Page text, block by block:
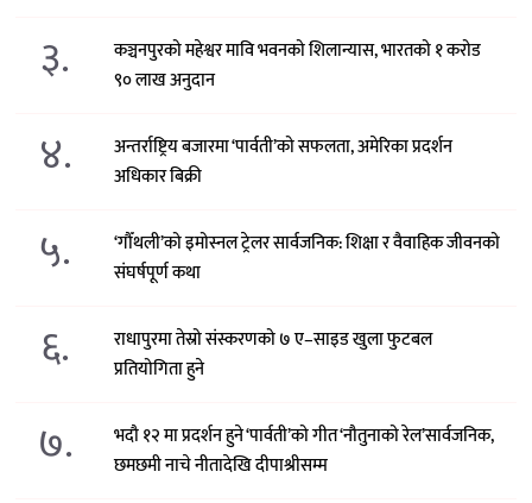
३.
कञ्चनपुरको महेश्वर मावि भवनको शिलान्यास, भारतको १ करोड
९० लाख अनुदान
४.
अन्तर्राष्ट्रिय बजारमा ‘पार्वती’को सफलता, अमेरिका प्रदर्शन
अधिकार बिक्री
५.
‘गौँथली’को इमोस्नल ट्रेलर सार्वजनिक: शिक्षा र वैवाहिक जीवनको
संघर्षपूर्ण कथा
६.
राधापुरमा तेस्रो संस्करणको ७ ए–साइड खुला फुटबल
प्रतियोगिता हुने
७.
भदौ १२ मा प्रदर्शन हुने ‘पार्वती’को गीत ‘नौतुनाको रेल’सार्वजनिक,
छमछमी नाचे नीतादेखि दीपाश्रीसम्म